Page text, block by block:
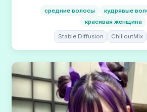
средние волосы кудрявые
красивая женщина
Stable Diffusion ChilloutMix